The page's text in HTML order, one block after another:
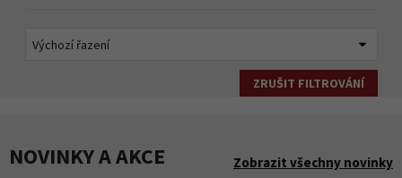
ZRUŠIT FILTROVÁNÍ
NOVINKY A AKCE Zobrazit všechny novinky